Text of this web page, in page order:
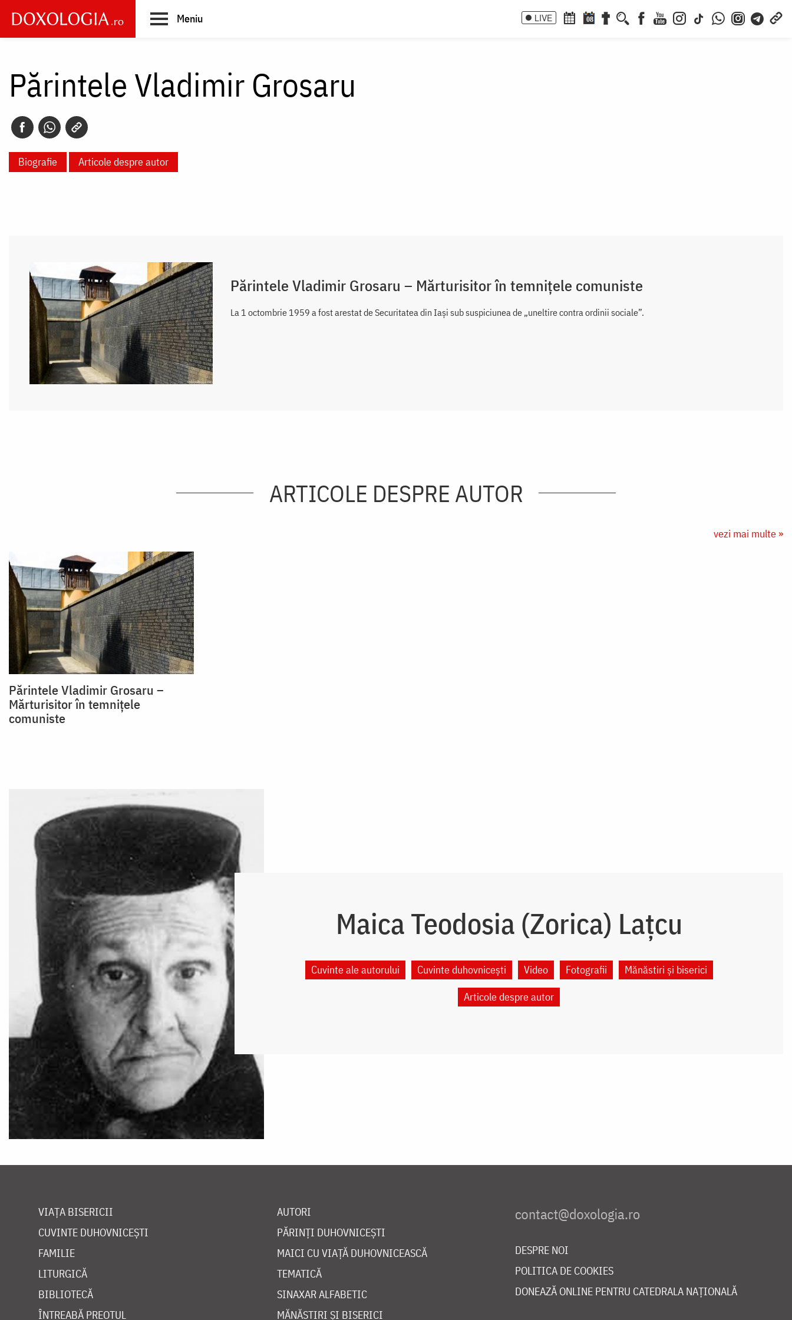
main
Meniu LIVE 08
Părintele Vladimir Grosaru
Biografie Articole despre autor
Părintele Vladimir Grosaru – Mărturisitor în temnițele comuniste
La 1 octombrie 1959 a fost arestat de Securitatea din Iași sub suspiciunea de „uneltire contra ordinii sociale”.
ARTICOLE DESPRE AUTOR
vezi mai multe »
Părintele Vladimir Grosaru –
Mărturisitor în temnițele
comuniste
Maica Teodosia (Zorica) Lațcu
Cuvinte ale autorului Cuvinte duhovnicești Video Fotografii
Mănăstiri și biserici
Articole despre autor
VIAȚA BISERICII
CUVINTE DUHOVNICEȘTI
FAMILIE
LITURGICĂ
BIBLIOTECĂ
ÎNTREABĂ PREOTUL
AUTORI
PĂRINȚI DUHOVNICEȘTI
MAICI CU VIAȚĂ DUHOVNICEASCĂ
TEMATICĂ
SINAXAR ALFABETIC
MĂNĂSTIRI ȘI BISERICI
DESPRE NOI
POLITICA DE COOKIES
DONEAZĂ ONLINE PENTRU CATEDRALA NAȚIONALĂ